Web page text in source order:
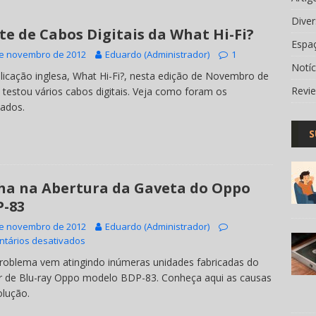
de Cabos Digitais da What Hi-Fi?
novembro de 2012 Eduardo (Administrador) 1
inglesa, What Hi-Fi?, nesta edição de Novembro de
testou vários cabos digitais. Veja como foram os
na Abertura da Gaveta do Oppo
83
novembro de 2012
Eduardo (Administrador)
desativados
vem atingindo inúmeras unidades fabricadas do
de Blu-ray Oppo modelo BDP-83. Conheça aqui as causas